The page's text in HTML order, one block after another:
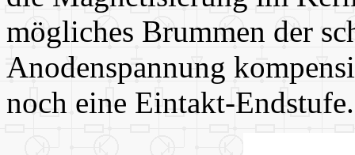
mögliches Brummen der
Anodenspannung
noch eine Eintakt-Endstufe.